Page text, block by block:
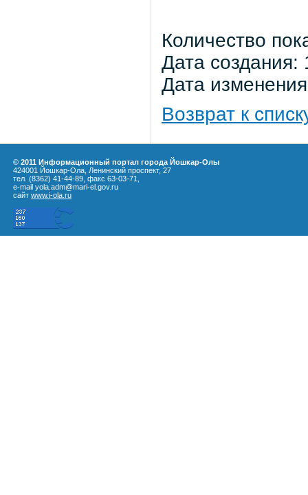
Количество
Дата
Дата
Возврат к
© 2011 Информационный портал города Йошкар-Олы
424001 Йошкар-Ола, Ленинский проспект, 27
тел. (8362) 41-44-89, факс 63-03-71,
e-mail yola.adm@mari-el.gov.ru
сайт www.i-ola.ru